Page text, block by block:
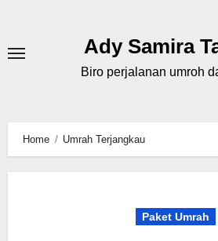
content
Ady Samira
Biro perjalanan umroh
Home Umrah Terjangkau
Paket Umrah